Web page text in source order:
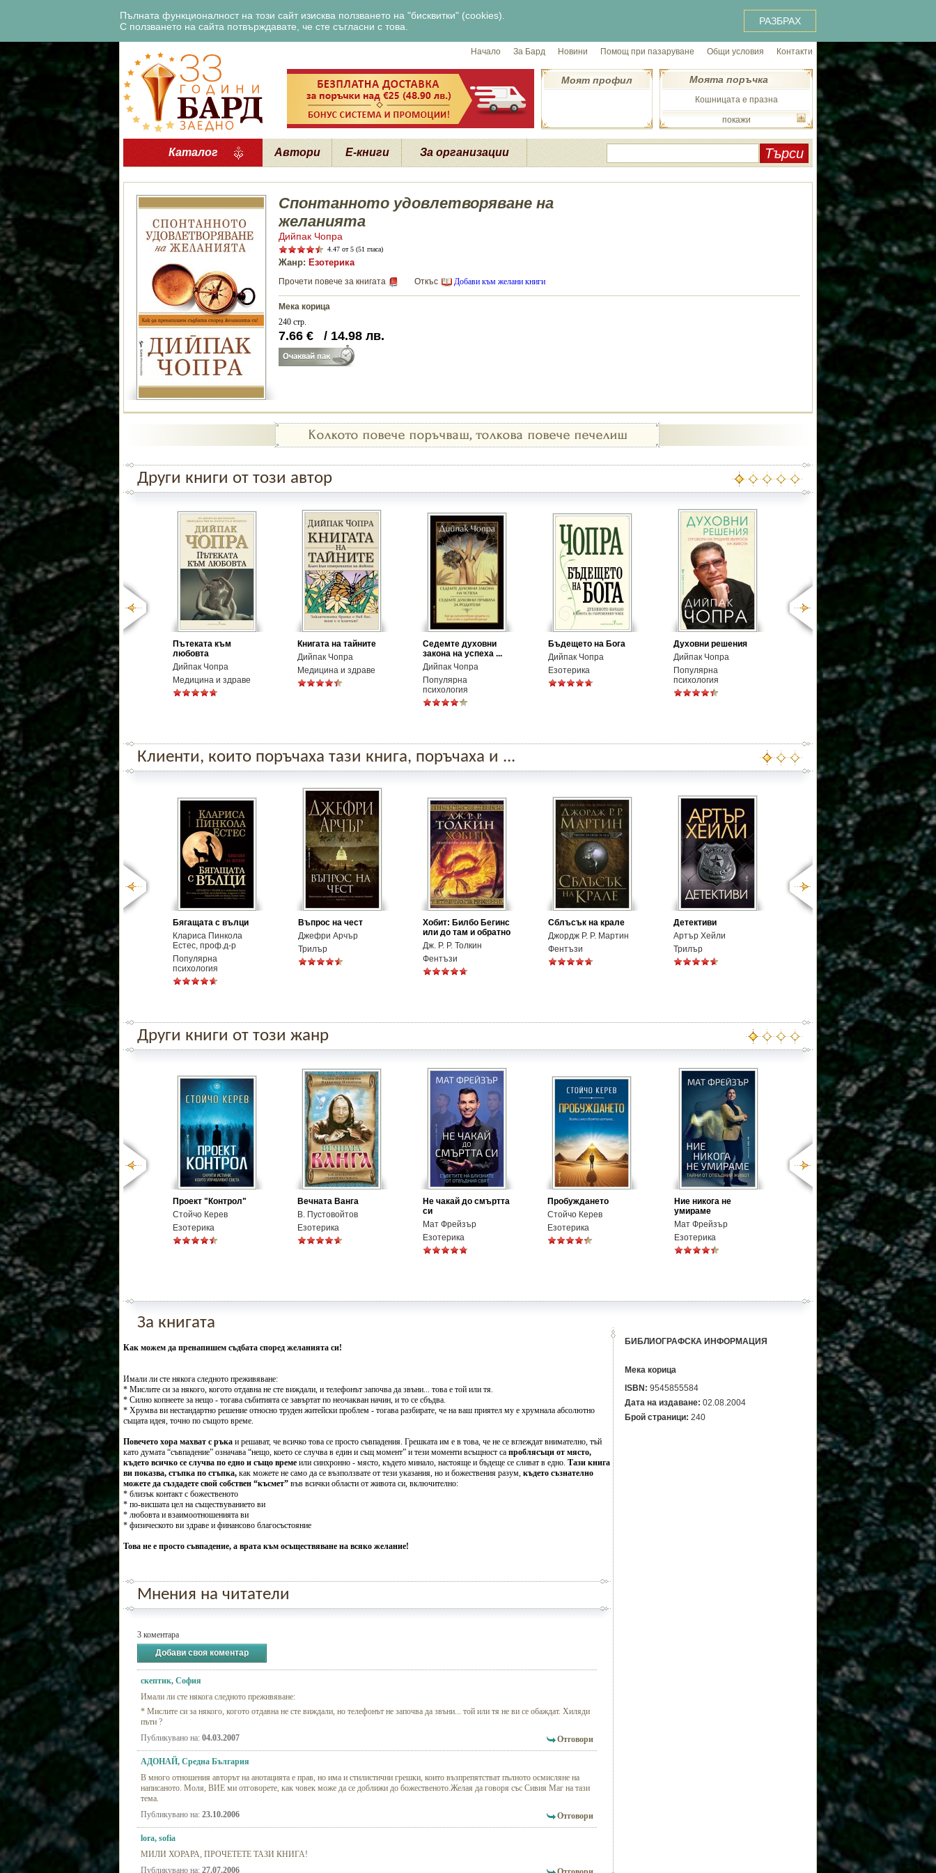
Пълната функционалност на този сайт изисква ползването на "бисквитки" (cookies).
С ползването на сайта потвърждавате, че сте съгласни с това.
РАЗБРАХ
Начало За Бард Новини Помощ при пазаруване Общи условия Контакти
Моят профил
Кошницата е празна
Моята поръчка
покажи
Каталог Автори Е-книги За организации
Спонтанното удовлетворяване на
желанията
Дийпак Чопра
4.47 от 5 (51 гласа)
Жанр: Езотерика
Прочети повече за книгата Откъс Добави към желани книги
Мека корица
240 стр.
7.66 € / 14.98 лв.
Други книги от този автор
Пътеката към
любовта
Дийпак Чопра
Медицина и здраве
Книгата на тайните
Дийпак Чопра
Медицина и здраве
Седемте духовни
закона на успеха ...
Дийпак Чопра
Популярна
психология
Бъдещето на Бога
Дийпак Чопра
Езотерика
Духовни решения
Дийпак Чопра
Популярна
психология
Клиенти, които поръчаха тази книга, поръчаха и ...
Бягащата с вълци
Клариса Пинкола
Естес, проф.д-р
Популярна
психология
Въпрос на чест
Джефри Арчър
Трилър
Хобит: Билбо Бегинс
или до там и обратно
Дж. Р. Р. Толкин
Фентъзи
Сблъсък на крале
Джордж Р. Р. Мартин
Фентъзи
Детективи
Артър Хейли
Трилър
Други книги от този жанр
Проект "Контрол"
Стойчо Керев
Езотерика
Вечната Ванга
В. Пустовойтов
Езотерика
Не чакай до смъртта
си
Мат Фрейзър
Езотерика
Пробуждането
Стойчо Керев
Езотерика
Ние никога не
умираме
Мат Фрейзър
Езотерика
За книгата
Как можем да пренапишем съдбата според желанията си!
Имали ли сте някога следното преживяване:
* Мислите си за някого, когото отдавна не сте виждали, и телефонът започва да звъни... това е той или тя.
* Силно копнеете за нещо - тогава събитията се завъртат по неочакван начин, и то се сбъдва.
* Хрумва ви нестандартно решение относно труден житейски проблем - тогава разбирате, че на ваш приятел му е хрумнала абсолютно
същата идея, точно по същото време.
Повечето хора махват с ръка и решават, че всичко това се просто съвпадения. Грешката им е в това, че не се вглеждат внимателно, тъй
като думата “съвпадение” означава “нещо, което се случва в един и същ момент” и тези моменти всъщност са проблясъци от място,
където всичко се случва по едно и също време или синхронно - място, където минало, настояще и бъдеще се сливат в едно. Тази книга
ви показва, стъпка по стъпка, как можете не само да се възползвате от тези указания, но и божествения разум, където съзнателно
можете да създадете свой собствен “късмет” във всички области от живота си, включително:
* близък контакт с божественото
* по-висшата цел на съществуванието ви
* любовта и взаимоотношенията ви
* физическото ви здраве и финансово благосъстояние
Това не е просто съвпадение, а врата към осъществяване на всяко желание!
Мнения на читатели
3 коментара
Добави своя коментар
скептик, София
Имали ли сте някога следното преживяване:
* Мислите си за някого, когото отдавна не сте виждали, но телефонът не започва да звъни... той или тя не ви се обаждат. Хиляди
пъти ?
Публикувано на: 04.03.2007 Отговори
AДОНАЙ, Средна България
В много отношения авторът на анотацията е прав, но има и стилистични грешки, които възпрепятстват пълното осмисляне на
написаното. Моля, ВИЕ ми отговорете, как човек може да се доближи до божественото.Желая да говоря със Сивия Маг на тази
тема.
Публикувано на: 23.10.2006 Отговори
lora, sofia
МИЛИ ХОРАРА, ПРОЧЕТЕТЕ ТАЗИ КНИГА!
Публикувано на: 27.07.2006
БИБЛИОГРАФСКА ИНФОРМАЦИЯ
Мека корица
ISBN: 9545855584
Дата на издаване: 02.08.2004
Брой страници: 240